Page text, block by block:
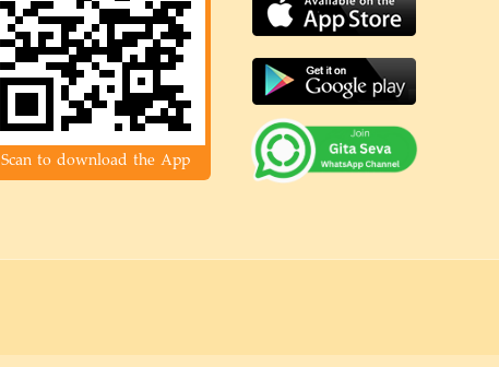
Scan to download the App